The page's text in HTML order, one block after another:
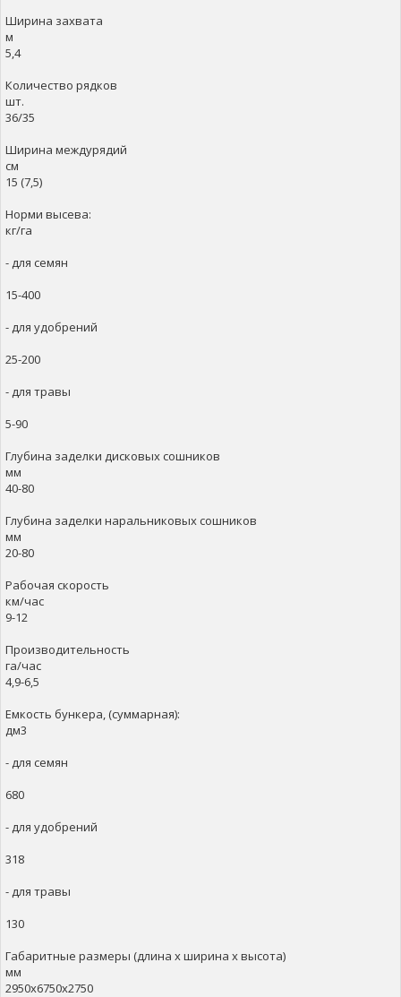
Ширина захвата
м
5,4
Количество рядков
шт.
36/35
Ширина междурядий
см
15 (7,5)
Норми высева:
кг/га
- для семян
15-400
- для удобрений
25-200
- для травы
5-90
Глубина заделки дисковых сошников
мм
40-80
Глубина заделки наральниковых сошников
мм
20-80
Рабочая скорость
км/час
9-12
Производительность
га/час
4,9-6,5
Емкость бункера, (суммарная):
дм3
- для семян
680
- для удобрений
318
- для травы
130
Габаритные размеры (длина х ширина х высота)
мм
2950х6750х2750